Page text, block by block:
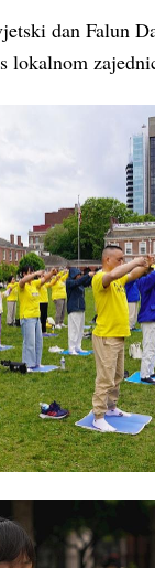
dan Falun
lokalnom